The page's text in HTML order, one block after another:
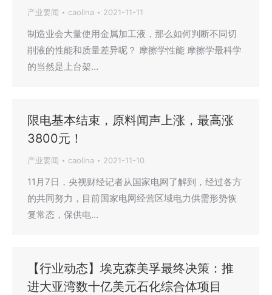
产业要闻 caolina 2021-11-11
制造业会大量使用金属加工液，那么如何判断不同切
削液的性能和质量差异呢？ 摩擦学性能 摩擦学最科学
的当然是上台架…
限电基本结束，原料闻声上涨，最高涨
3800元！
产业要闻 caolina 2021-11-10
11月7日，央视财经记者从国家电网了解到，经过各方
的共同努力，目前国家电网经营区域电力供需形势恢
复常态，保供电…
【行业动态】埃克森美孚最终决策：推
进大亚湾数十亿美元石化综合体项目